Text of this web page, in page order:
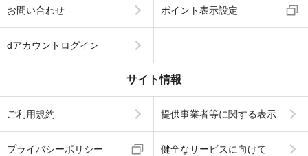
お問い合わせ ポイント表示設定
dアカウントログイン
サイト情報
ご利用規約 提供事業者等に関する表示
プライバシーポリシー 健全なサービスに向けて